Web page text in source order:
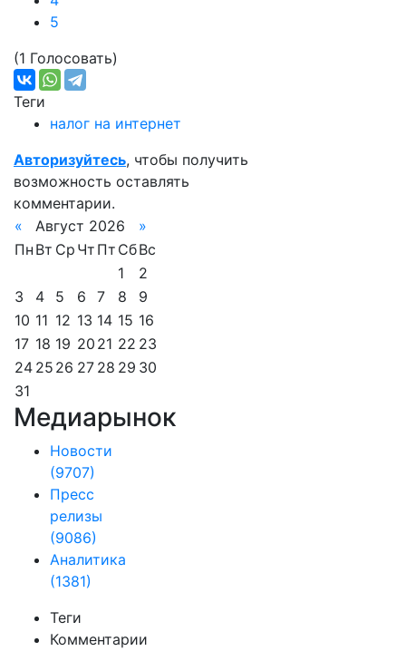
5
(1 Голосовать)
Теги
налог на интернет
Авторизуйтесь, чтобы получить
возможность оставлять
комментарии.
«
Август 2026
»
Пн Вт Ср Чт Пт СбВс
1
2
3
4 5 6 7 8
9
10 11 12 13 14 15 16
17 18 19 20 21 22 23
24 25 26 27 28 29 30
31
Медиарынок
Новости
(9707)
Пресс
релизы
(9086)
Аналитика
(1381)
Теги
Комментарии